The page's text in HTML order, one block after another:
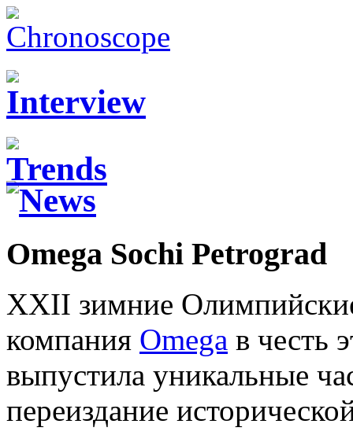
Omega Sochi Petrograd
XXII зимние
компания Omega в честь
выпустила уникальные
переиздание